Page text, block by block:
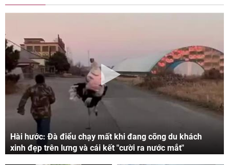
Hài hước: Đà điểu chạy mất khi đang cõng du khách
xinh đẹp trên lưng và cái kết "cười ra nước mắt"